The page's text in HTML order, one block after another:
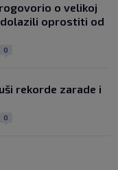
o velikoj
oprostiti od
0
rekorde zarade i
0